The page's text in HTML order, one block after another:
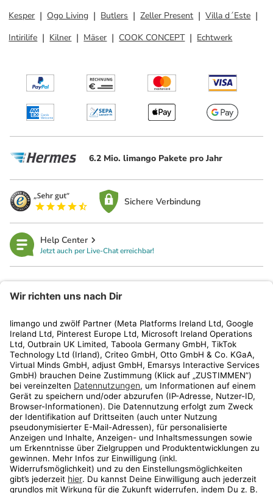
Kesper
Ogo Living Butlers Zeller Present
Villa d´Este
Intirilife
Kilner Mäser COOK CONCEPT Echtwerk
6.2 Mio. limango Pakete pro Jahr
Sichere Verbindung
Help Center
Jetzt auch per Live-Chat erreichbar!
Kundenservice
Shop
Aktionen
Travel